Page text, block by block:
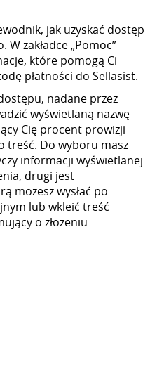
jak uzyskać dostęp
zakładce „Pomoc” -
które pomogą Ci
płatności do Sellasist.
nadane przez
wyświetlaną nazwę
Cię procent prowizji
treść. Do wyboru masz
informacji wyświetlanej
drugi jest
możesz wysłać po
lub wkleić treść
o złożeniu